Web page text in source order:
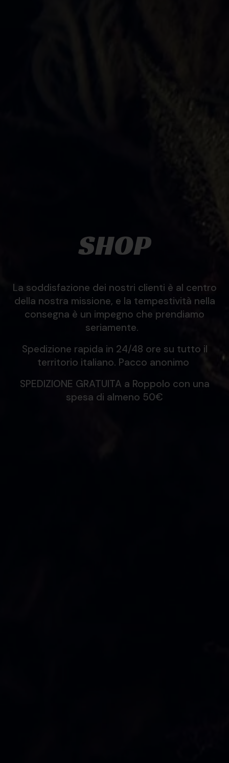
SHOP
La soddisfazione dei nostri clienti è al centro
della nostra missione, e la tempestività nella
consegna è un impegno che prendiamo
seriamente.
Spedizione rapida in 24/48 ore su tutto il
territorio italiano. Pacco anonimo
SPEDIZIONE GRATUITA a Roppolo con una
spesa di almeno 50€